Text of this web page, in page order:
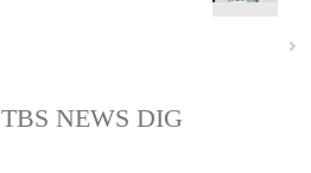
TBS NEWS DIG